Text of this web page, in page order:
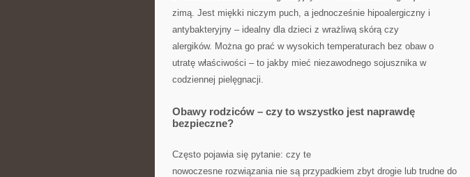
zimą. Jest miękki niczym puch, a jednocześnie hipoalergiczny i
antybakteryjny – idealny dla dzieci z wrażliwą skórą czy
alergików. Można go prać w wysokich temperaturach bez obaw o
utratę właściwości – to jakby mieć niezawodnego sojusznika w
codziennej pielęgnacji.
Obawy rodziców – czy to wszystko jest naprawdę
bezpieczne?
Często pojawia się pytanie: czy te
nowoczesne rozwiązania nie są przypadkiem zbyt drogie lub trudne do